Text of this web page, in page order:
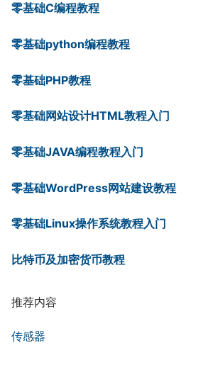
零基础C编程教程
零基础python编程教程
零基础PHP教程
零基础网站设计HTML教程入门
零基础JAVA编程教程入门
零基础WordPress网站建设教程
零基础Linux操作系统教程入门
比特币及加密货币教程
推荐内容
传感器